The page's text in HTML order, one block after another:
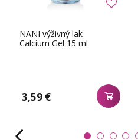
NANI výživný lak
Calcium Gel 15 ml
3,59 €